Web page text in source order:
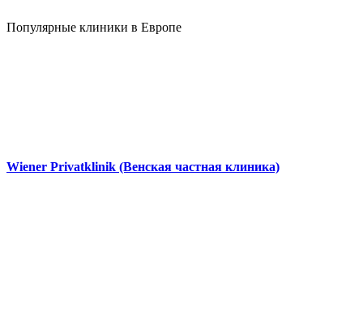
Популярные клиники в Европе
Wiener Privatklinik (Венская частная клиника)